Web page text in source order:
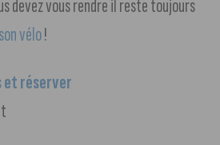
devez vous rendre il reste toujours
vélo!
réserver